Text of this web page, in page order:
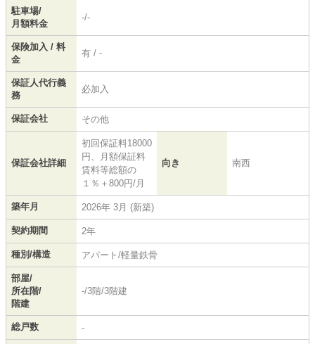
駐車場/
月額料金
-/-
保険加入 / 料
金
有 / -
保証人代行義
務
必加入
保証会社 その他
保証会社詳細
初回保証料18000
円、月額保証料
賃料等総額の
１％＋800円/月
向き 南西
築年月 2026年 3月 (新築)
契約期間 2年
種別/構造 アパート/軽量鉄骨
部屋/
所在階/
階建
-/3階/3階建
総戸数 -